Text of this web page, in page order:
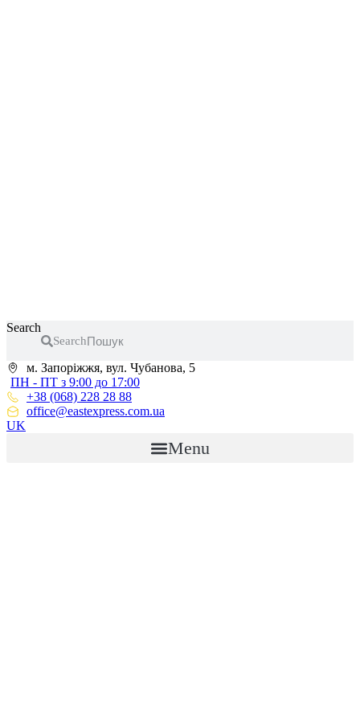
Search
Search
м. Запоріжжя, вул. Чубанова, 5
ПН - ПТ з 9:00 до 17:00
+38 (068) 228 28 88
office@eastexpress.com.ua
UK
Menu